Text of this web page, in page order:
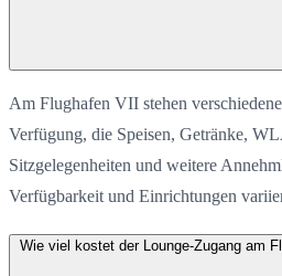
Am Flughafen VII stehen
Verfügung, die Speisen, Getränke,
Sitzgelegenheiten und weitere
Verfügbarkeit und Einrichtungen
Wie viel kostet der Lounge-Zugang am